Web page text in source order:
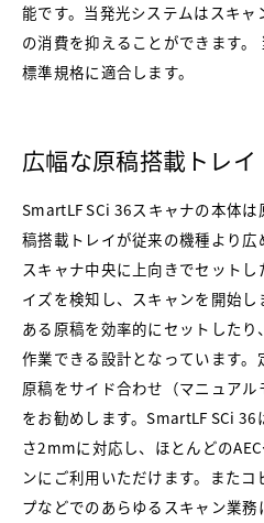
能です。当発光システムはスキ
の消費を抑えることができます
標準規格に適合します。
広幅な原稿搭載トレイ
SmartLF SCi 36スキャナの本体
稿搭載トレイが従来の機種より広
スキャナ中央に上向きでセットし
イズを検知し、スキャンを開始
ある原稿を効率的にセットした
作業できる設計となっています
原稿をサイド合わせ（マニュア
をお勧めします。SmartLF SCi
さ2mmに対応し、ほとんどの
ンにご利用いただけます。また
プなどでのあらゆるスキャン業務